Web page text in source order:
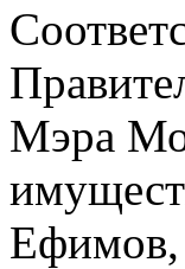
Мэра
Ефимов,